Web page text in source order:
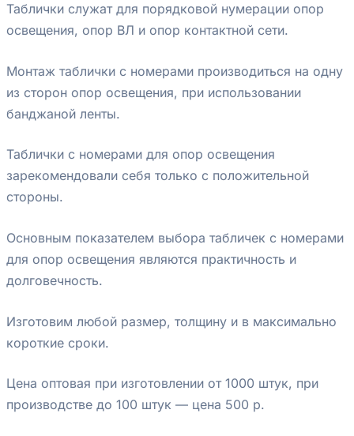
Таблички служат для порядковой нумерации опор
освещения, опор ВЛ и опор контактной сети.
Монтаж таблички с номерами производиться на одну
из сторон опор освещения, при использовании
банджаной ленты.
Таблички с номерами для опор освещения
зарекомендовали себя только с положительной
стороны.
Основным показателем выбора табличек с номерами
для опор освещения являются практичность и
долговечность.
Изготовим любой размер, толщину и в максимально
короткие сроки.
Цена оптовая при изготовлении от 1000 штук, при
производстве до 100 штук — цена 500 р.